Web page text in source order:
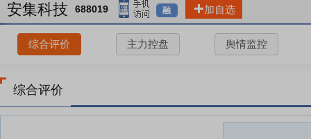
安集科技 688019 融 加自选
综合评价 主力控盘 舆情监控
综合评价